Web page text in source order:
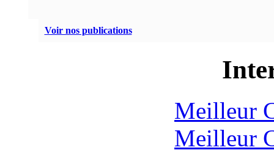
Voir nos publications
Meilleur
Meilleur